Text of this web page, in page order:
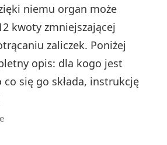
niemu organ może
kwoty zmniejszającej
zaliczek. Poniżej
opis: dla kogo jest
co się go składa, instrukcję